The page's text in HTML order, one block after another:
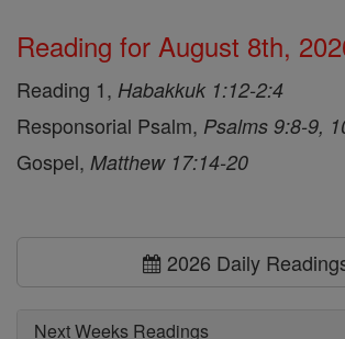
Reading for August 8th,
Reading 1, Habakkuk 1:12-2:4
Responsorial Psalm, Psalms 9:8-9,
Gospel, Matthew 17:14-20
2026 Daily
Next Weeks Readings